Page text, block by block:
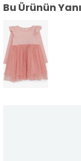
Bu Ürünün